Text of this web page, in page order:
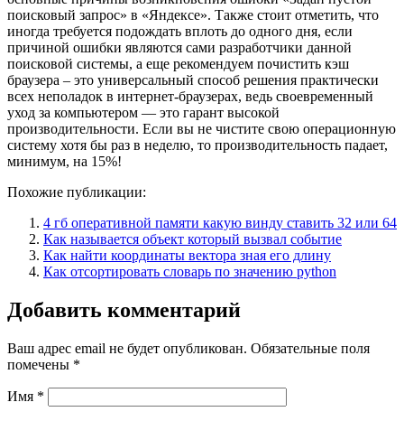
поисковый запрос» в «Яндексе». Также стоит отметить, что
иногда требуется подождать вплоть до одного дня, если
причиной ошибки являются сами разработчики данной
поисковой системы, а еще рекомендуем почистить кэш
браузера – это универсальный способ решения практически
всех неполадок в интернет-браузерах, ведь своевременный
уход за компьютером — это гарант высокой
производительности. Если вы не чистите свою операционную
систему хотя бы раз в неделю, то производительность падает,
минимум, на 15%!
Похожие публикации:
4 гб оперативной памяти какую винду ставить 32 или 64
Как называется объект который вызвал событие
Как найти координаты вектора зная его длину
Как отсортировать словарь по значению python
Добавить комментарий
Ваш адрес email не будет опубликован. Обязательные поля
помечены *
Имя *